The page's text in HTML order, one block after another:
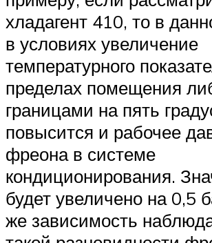
хладагент 410, то в
в условиях увеличение
температурного
пределах помещения
границами на пять
повысится и рабочее
фреона в системе
кондиционирования.
будет увеличено на 0,5
же зависимость